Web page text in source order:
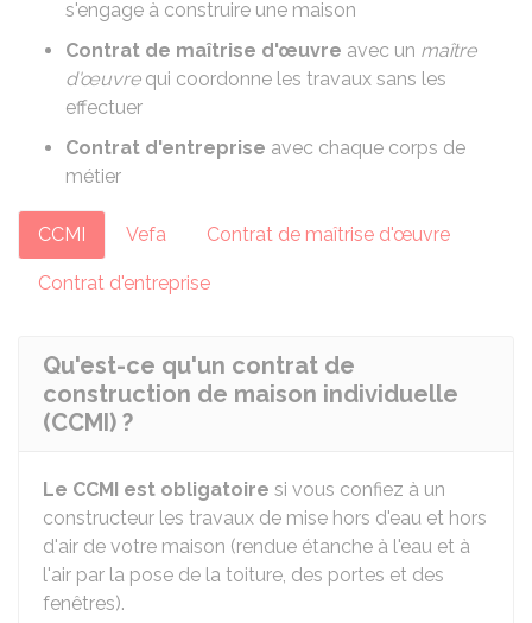
s'engage à construire une maison
Contrat de maîtrise d'œuvre avec un maître
d'œuvrequi coordonne les travaux sans les
effectuer
Contrat d'entreprise avec chaque corps de
métier
CCMI Vefa Contrat de maîtrise d'œuvre
Contrat d'entreprise
Qu'est-ce qu'un contrat de
construction de maison individuelle
(CCMI) ?
Le CCMI est obligatoire si vous confiez à un
constructeur les travaux de mise hors d'eau et hors
d'air de votre maison (rendue étanche à l'eau et à
l'air par la pose de la toiture, des portes et des
fenêtres).